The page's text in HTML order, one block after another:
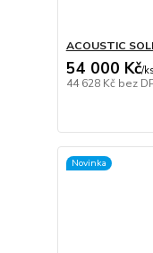
ACOUSTIC
54 000 Kč/ks
44 628 Kč bez
Novinka